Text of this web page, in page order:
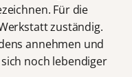
Für die
zuständig.
annehmen und
noch lebendiger